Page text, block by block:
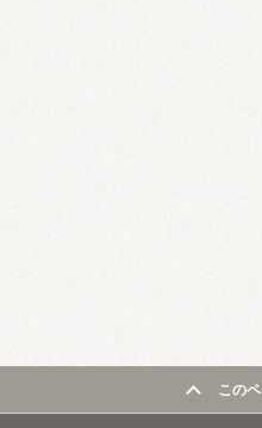
この